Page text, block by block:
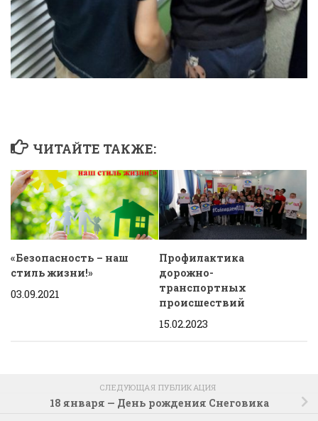
ЧИТАЙТЕ ТАКЖЕ:
«Безопасность – наш
стиль жизни!»
03.09.2021
Профилактика
дорожно-
транспортных
происшествий
15.02.2023
СЛЕДУЮЩАЯ ПУБЛИКАЦИЯ
18 января — День рождения Снеговика